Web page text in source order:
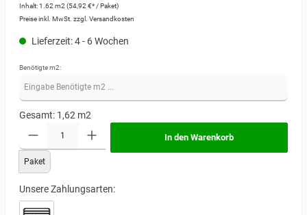
Inhalt:1.62 m2 (54,92 €* / Paket)
Preise inkl. MwSt. zzgl. Versandkosten
Lieferzeit: 4 - 6 Wochen
Benötigte m2:
Gesamt: 1,62 m2
Paket
In den Warenkorb
Unsere Zahlungsarten: